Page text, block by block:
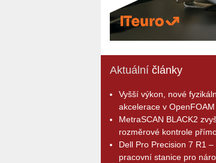
Aktuální články
Vyšší výkon, nové
akcelerace v
MetraSCAN BLACK2
rozměrové kontrole
Dell Pro Precision 7 R1
pracovní stanice pro